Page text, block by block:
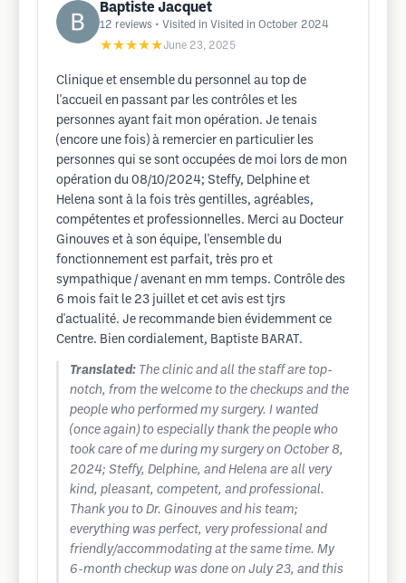
Baptiste Jacquet
12 reviews • Visited in Visited in October 2024
★★★★★June 23, 2025
Clinique et ensemble du personnel au top de
l'accueil en passant par les contrôles et les
personnes ayant fait mon opération. Je tenais
(encore une fois) à remercier en particulier les
personnes qui se sont occupées de moi lors de mon
opération du 08/10/2024; Steffy, Delphine et
Helena sont à la fois très gentilles, agréables,
compétentes et professionnelles. Merci au Docteur
Ginouves et à son équipe, l'ensemble du
fonctionnement est parfait, très pro et
sympathique / avenant en mm temps. Contrôle des
6 mois fait le 23 juillet et cet avis est tjrs
d'actualité. Je recommande bien évidemment ce
Centre. Bien cordialement, Baptiste BARAT.
Translated: The clinic and all the staff are top-
notch, from the welcome to the checkups and the
people who performed my surgery. I wanted
(once again) to especially thank the people who
took care of me during my surgery on October 8,
2024; Steffy, Delphine, and Helena are all very
kind, pleasant, competent, and professional.
Thank you to Dr. Ginouves and his team;
everything was perfect, very professional and
friendly/accommodating at the same time. My
6-month checkup was done on July 23, and this